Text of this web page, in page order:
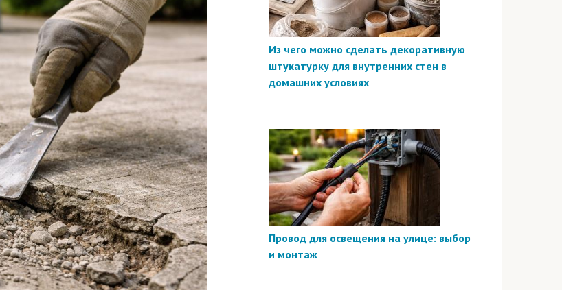
Из чего можно сделать декоративную
штукатурку для внутренних стен в
домашних условиях
Провод для освещения на улице: выбор
и монтаж